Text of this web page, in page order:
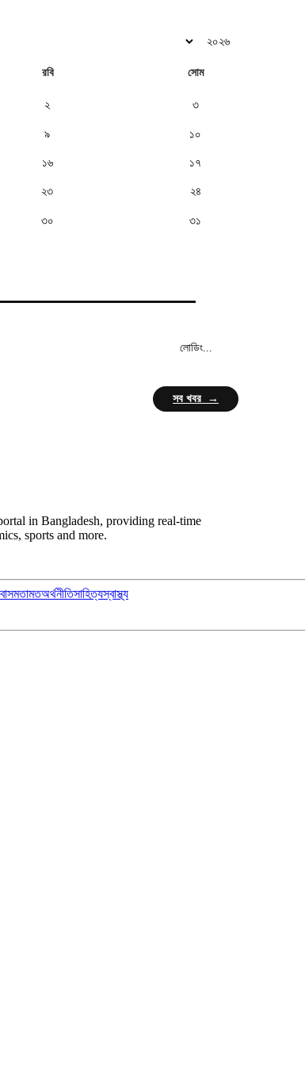
রবি সোম
২ ৩
৯ ১০
১৬ ১৭
২৩ ২৪
৩০ ৩১
লোডিং...
সব খবর →
in Bangladesh, providing real-time
sports and more.
মতামতঅর্থনীতিসাহিত্যস্বাস্থ্য